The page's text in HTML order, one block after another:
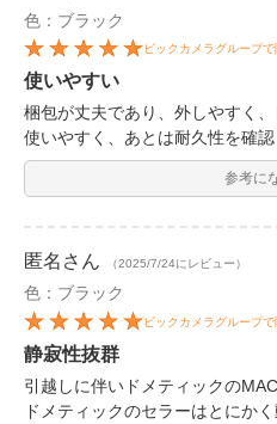
色：ブラック
ビックカメラグループで
使いやすい
梱包が丈夫であり、外しやすく、
使いやすく、あとは耐久性を確認
参考に
匿名 さん （2025/7/24にレビュー）
色：ブラック
ビックカメラグループで
静寂性抜群
引越しに伴いドメティックの
ドメティックのセラーはとにか